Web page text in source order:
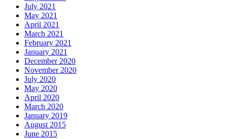
July 2021
May 2021
April 2021
March 2021
February 2021
January 2021
December 2020
November 2020
July 2020
May 2020
April 2020
March 2020
January 2019
August 2015
June 2015